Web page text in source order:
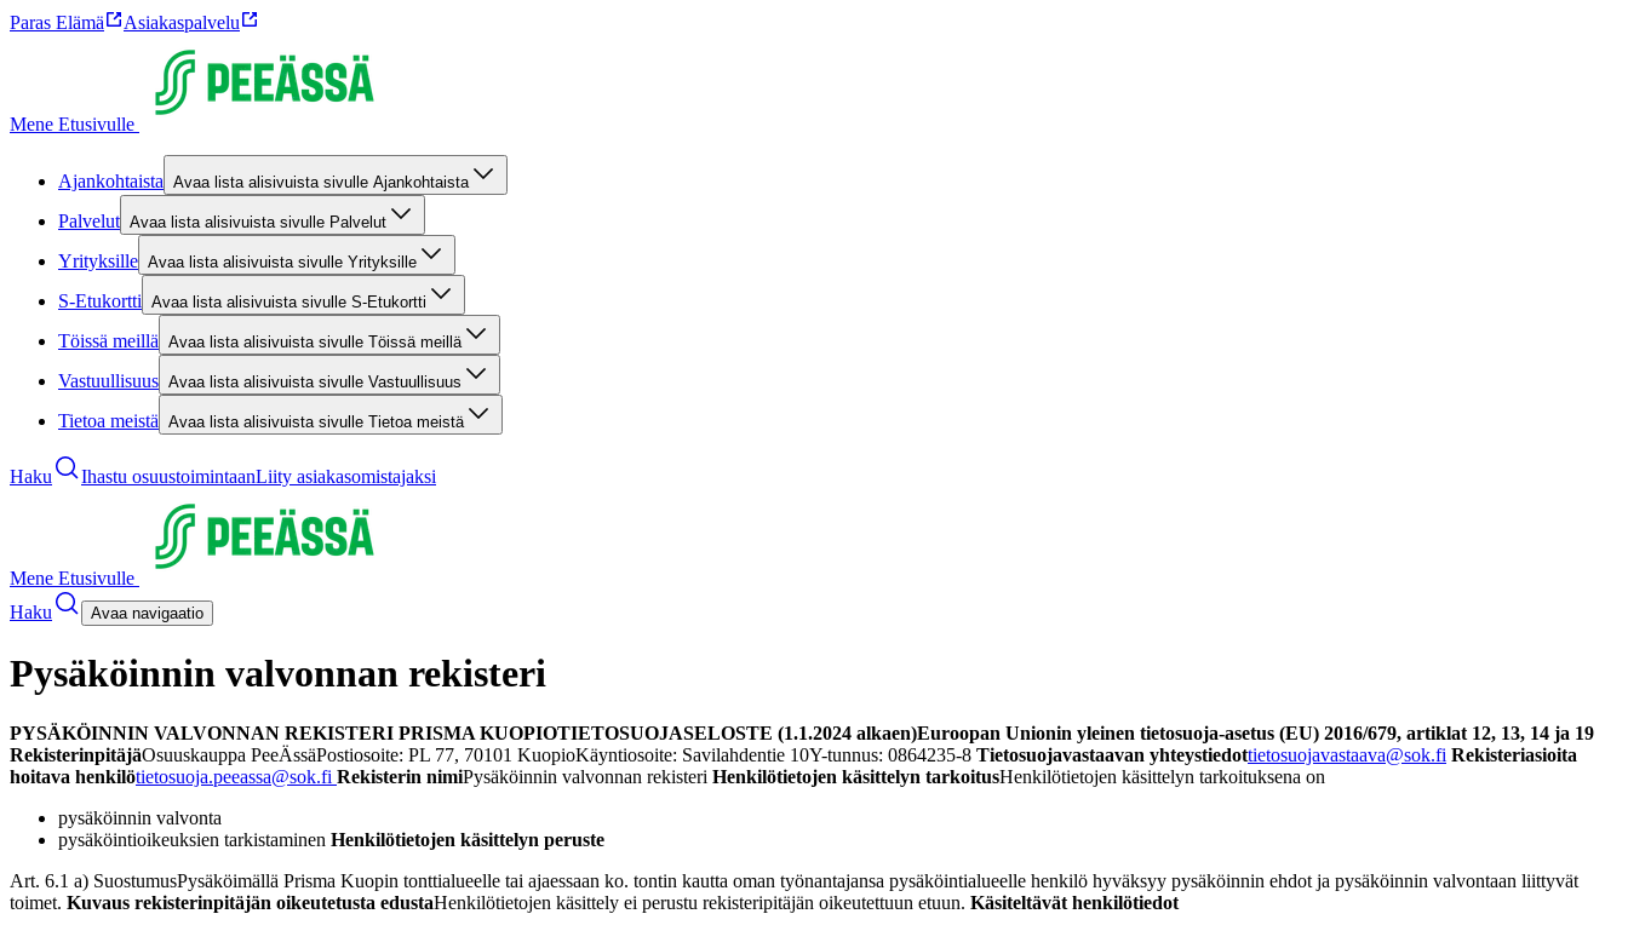
Paras Elämä Asiakaspalvelu
Mene Etusivulle
Ajankohtaista Avaa lista alisivuista sivulle Ajankohtaista
Palvelut Avaa lista alisivuista sivulle Palvelut
Yrityksille Avaa lista alisivuista sivulle Yrityksille
S-Etukortti Avaa lista alisivuista sivulle S-Etukortti
Töissä meillä Avaa lista alisivuista sivulle Töissä meillä
Vastuullisuus Avaa lista alisivuista sivulle Vastuullisuus
Tietoa meistä Avaa lista alisivuista sivulle Tietoa meistä
Haku Ihastu osuustoimintaanLiity asiakasomistajaksi
Mene Etusivulle
Haku
Avaa navigaatio
Pysäköinnin valvonnan rekisteri
PYSÄKÖINNIN VALVONNAN REKISTERI PRISMA KUOPIOTIETOSUOJASELOSTE (1.1.2024 alkaen)Euroopan Unionin yleinen tietosuoja-asetus (EU) 2016/679, artiklat 12, 13, 14 ja 19
RekisterinpitäjäOsuuskauppa PeeÄssäPostiosoite: PL 77, 70101 KuopioKäyntiosoite: Savilahdentie 10Y-tunnus: 0864235-8 Tietosuojavastaavan yhteystiedottietosuojavastaava@sok.fi Rekisteriasioita
hoitava henkilötietosuoja.peeassa@sok.fi Rekisterin nimiPysäköinnin valvonnan rekisteri Henkilötietojen käsittelyn tarkoitusHenkilötietojen käsittelyn tarkoituksena on
pysäköinnin valvonta
pysäköintioikeuksien tarkistaminen Henkilötietojen käsittelyn peruste
Art. 6.1 a) SuostumusPysäköimällä Prisma Kuopin tonttialueelle tai ajaessaan ko. tontin kautta oman työnantajansa pysäköintialueelle henkilö hyväksyy pysäköinnin ehdot ja pysäköinnin valvontaan liittyvät
toimet. Kuvaus rekisterinpitäjän oikeutetusta edustaHenkilötietojen käsittely ei perustu rekisteripitäjän oikeutettuun etuun. Käsiteltävät henkilötiedot